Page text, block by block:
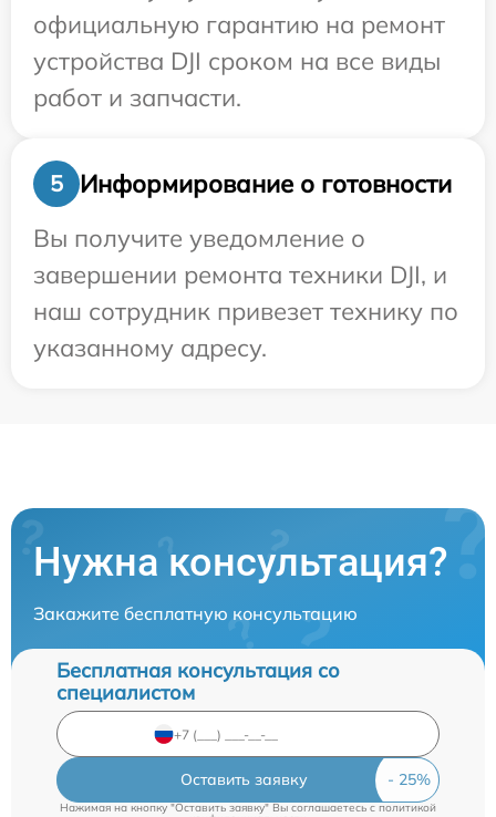
официальную гарантию на ремонт
устройства DJI сроком на все виды
работ и запчасти.
5
Информирование о готовности
Вы получите уведомление о
завершении ремонта техники DJI, и
наш сотрудник привезет технику по
указанному адресу.
Нужна консультация?
Закажите бесплатную консультацию
Бесплатная консультация со
специалистом
Оставить заявку
Нажимая на кнопку "Оставить заявку" Вы соглашаетесь c политикой